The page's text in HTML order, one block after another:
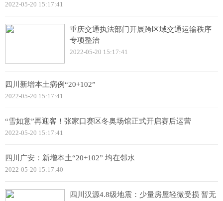
2022-05-20 15:17:41
重庆交通执法部门开展跨区域交通运输秩序
专项整治
2022-05-20 15:17:41
四川新增本土病例“20+102”
2022-05-20 15:17:41
“雪如意”再迎客！张家口赛区冬奥场馆正式开启赛后运营
2022-05-20 15:17:41
四川广安：新增本土“20+102” 均在邻水
2022-05-20 15:17:40
四川汉源4.8级地震：少量房屋轻微受损 暂无